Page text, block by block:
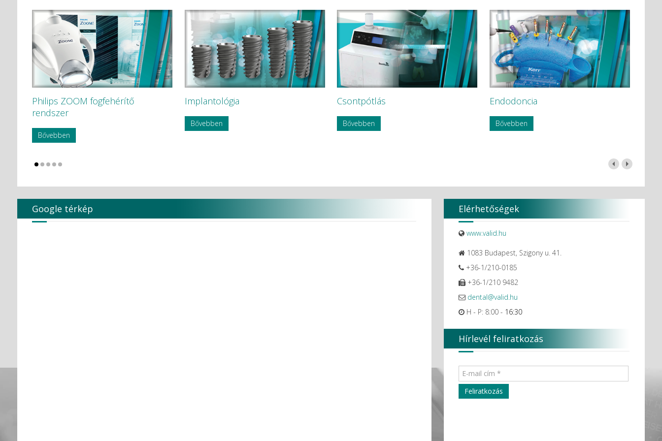
Philips ZOOM fogfehérítő
rendszer
Bővebben
Implantológia
Bővebben
Csontpótlás
Bővebben
Endodoncia
Bővebben
Google térkép Elérhetőségek
www.valid.hu
1083 Budapest, Szigony u. 41.
+36-1/210-0185
+36-1/210 9482
dental@valid.hu
H - P: 8:00 - 16:30
Hírlevél feliratkozás